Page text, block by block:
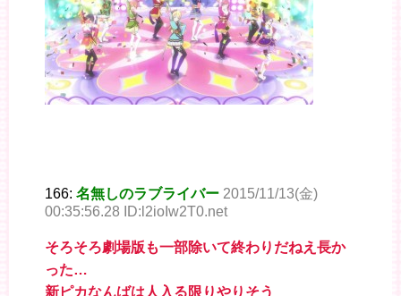
166: 名無しのラブライバー 2015/11/13(金)
00:35:56.28 ID:l2ioIw2T0.net
そろそろ劇場版も一部除いて終わりだねえ長か
った…
新ピカなんばは人入る限りやりそう